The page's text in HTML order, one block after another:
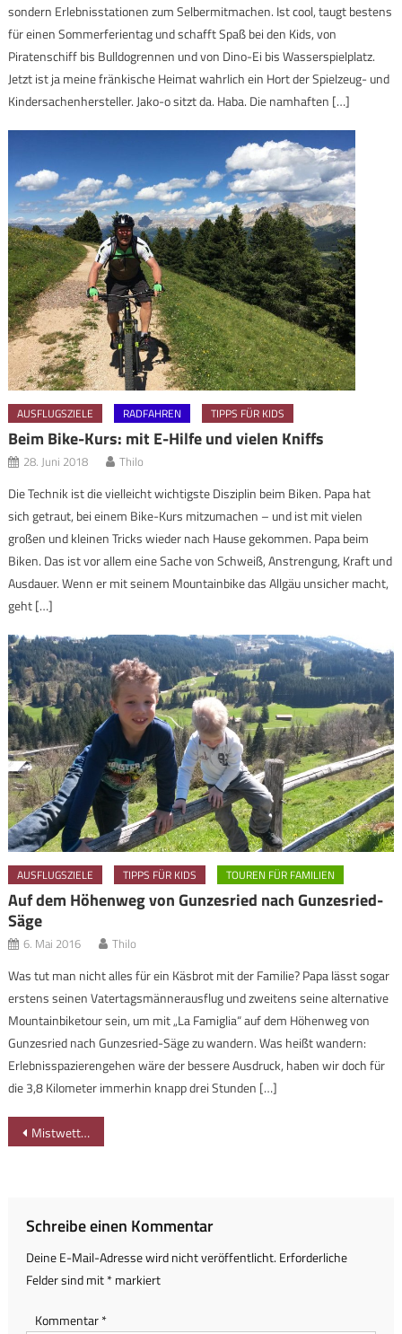
sondern Erlebnisstationen zum Selbermitmachen. Ist cool, taugt bestens
für einen Sommerferientag und schafft Spaß bei den Kids, von
Piratenschiff bis Bulldogrennen und von Dino-Ei bis Wasserspielplatz.
Jetzt ist ja meine fränkische Heimat wahrlich ein Hort der Spielzeug- und
Kindersachenhersteller. Jako-o sitzt da. Haba. Die namhaften […]
AUSFLUGSZIELE RADFAHREN TIPPS FÜR KIDS
Beim Bike-Kurs: mit E-Hilfe und vielen Kniffs
28. Juni 2018 Thilo
Die Technik ist die vielleicht wichtigste Disziplin beim Biken. Papa hat
sich getraut, bei einem Bike-Kurs mitzumachen – und ist mit vielen
großen und kleinen Tricks wieder nach Hause gekommen. Papa beim
Biken. Das ist vor allem eine Sache von Schweiß, Anstrengung, Kraft und
Ausdauer. Wenn er mit seinem Mountainbike das Allgäu unsicher macht,
geht […]
AUSFLUGSZIELE TIPPS FÜR KIDS TOUREN FÜR FAMILIEN
Auf dem Höhenweg von Gunzesried nach Gunzesried-
Säge
6. Mai 2016 Thilo
Was tut man nicht alles für ein Käsbrot mit der Familie? Papa lässt sogar
erstens seinen Vatertagsmännerausflug und zweitens seine alternative
Mountainbiketour sein, um mit „La Famiglia“ auf dem Höhenweg von
Gunzesried nach Gunzesried-Säge zu wandern. Was heißt wandern:
Erlebnisspazierengehen wäre der bessere Ausdruck, haben wir doch für
die 3,8 Kilometer immerhin knapp drei Stunden […]
Beitragsnavigation
Mistwetter-Ausflugstipp: Mit dem Boot über den Forggensee bei Füssen
Schreibe einen Kommentar
Deine E-Mail-Adresse wird nicht veröffentlicht. Erforderliche
Felder sind mit*markiert
Kommentar*